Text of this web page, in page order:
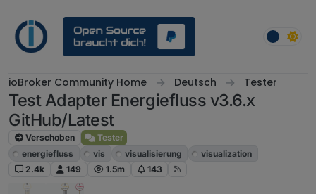
ioBroker Community Home Deutsch Tester
Test Adapter Energiefluss v3.6.x
GitHub/Latest
Verschoben
Tester
energiefluss
vis visualisierung
visualization
2.4k
149 1.5m 143